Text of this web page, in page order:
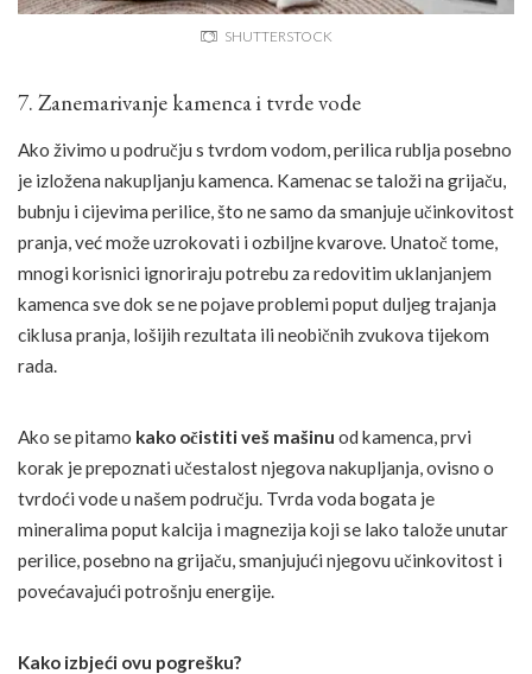
SHUTTERSTOCK
7. Zanemarivanje kamenca i tvrde vode
Ako živimo u području s tvrdom vodom, perilica rublja posebno
je izložena nakupljanju kamenca. Kamenac se taloži na grijaču,
bubnju i cijevima perilice, što ne samo da smanjuje učinkovitost
pranja, već može uzrokovati i ozbiljne kvarove. Unatoč tome,
mnogi korisnici ignoriraju potrebu za redovitim uklanjanjem
kamenca sve dok se ne pojave problemi poput duljeg trajanja
ciklusa pranja, lošijih rezultata ili neobičnih zvukova tijekom
rada.
Ako se pitamo kako očistiti veš mašinu od kamenca, prvi
korak je prepoznati učestalost njegova nakupljanja, ovisno o
tvrdoći vode u našem području. Tvrda voda bogata je
mineralima poput kalcija i magnezija koji se lako talože unutar
perilice, posebno na grijaču, smanjujući njegovu učinkovitost i
povećavajući potrošnju energije.
Kako izbjeći ovu pogrešku?